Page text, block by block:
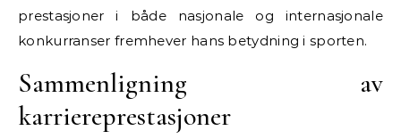
prestasjoner i både nasjonale og internasjonale
konkurranser fremhever hans betydning i sporten.
Sammenligning av
karriereprestasjoner